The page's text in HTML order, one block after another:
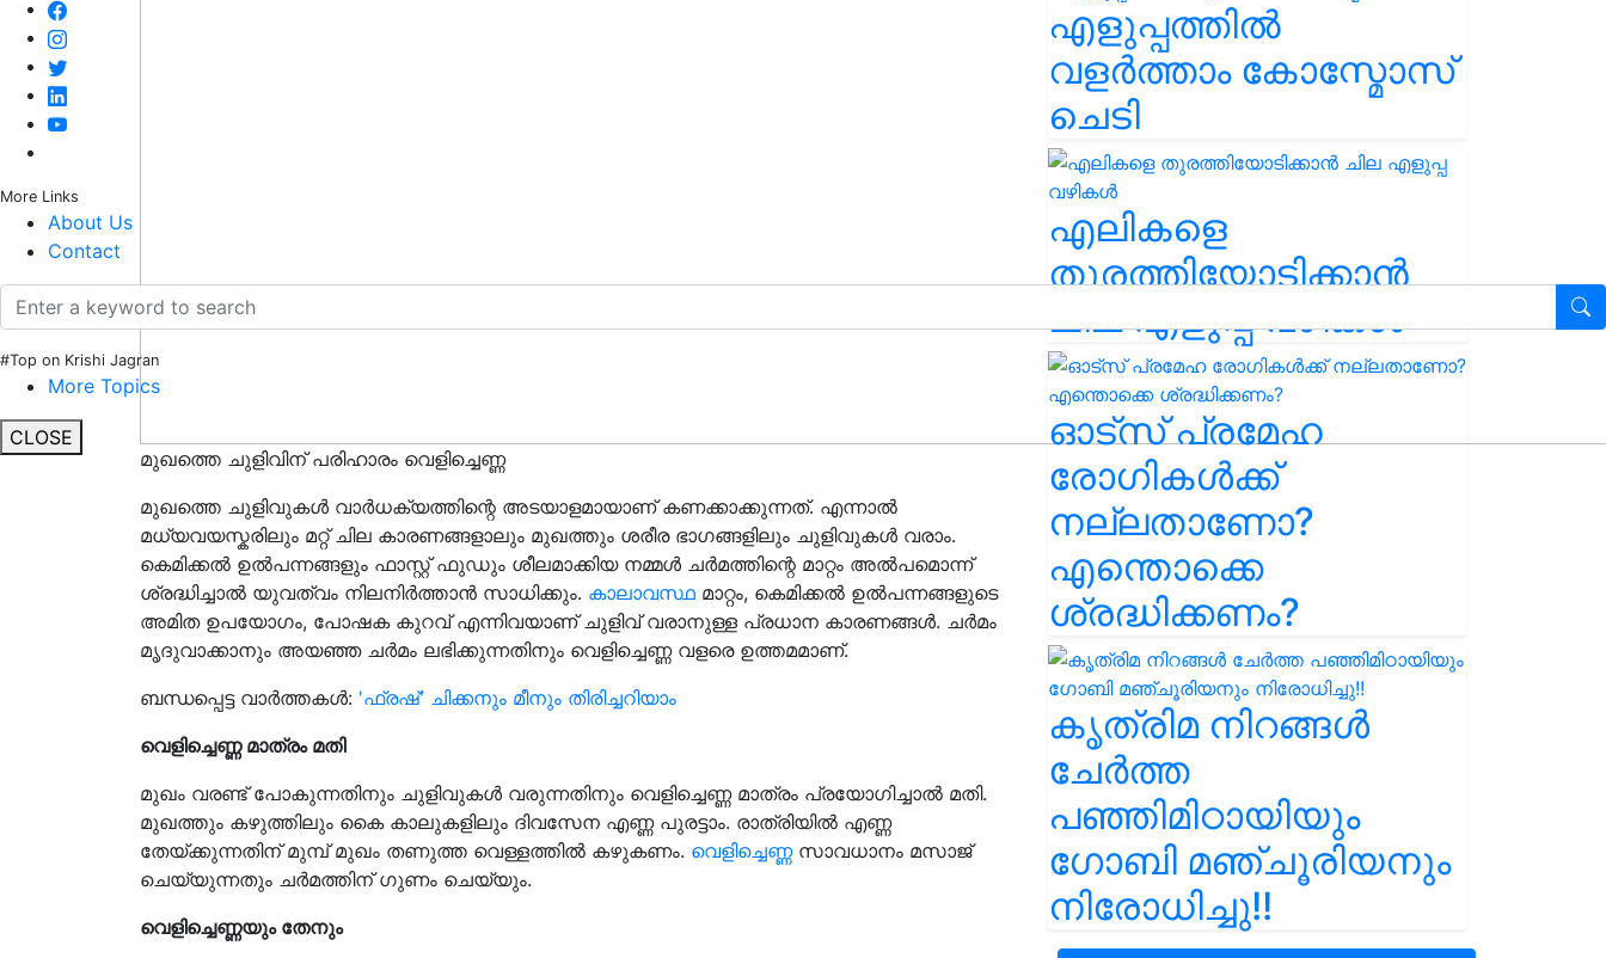
More Links
About Us
Contact
#Top on Krishi Jagran
More Topics
CLOSE
മുഖത്തെ ചുളിവിന് പരിഹാരം വെളിച്ചെണ്ണ
മുഖത്തെ ചുളിവുകൾ വാർധക്യത്തിന്റെ അടയാളമായാണ് കണക്കാക്കുന്നത്. എന്നാൽ
മധ്യവയസ്കരിലും മറ്റ് ചില കാരണങ്ങളാലും മുഖത്തും ശരീര ഭാഗങ്ങളിലും ചുളിവുകൾ വരാം.
കെമിക്കൽ ഉൽപന്നങ്ങളും ഫാസ്റ്റ് ഫുഡും ശീലമാക്കിയ നമ്മൾ ചർമത്തിന്റെ മാറ്റം അൽപമൊന്ന്
ശ്രദ്ധിച്ചാൽ യുവത്വം നിലനിർത്താൻ സാധിക്കും. കാലാവസ്ഥ മാറ്റം, കെമിക്കൽ ഉൽപന്നങ്ങളുടെ
അമിത ഉപയോഗം, പോഷക കുറവ് എന്നിവയാണ് ചുളിവ് വരാനുള്ള പ്രധാന കാരണങ്ങൾ. ചർമം
മൃദുവാക്കാനും അയഞ്ഞ ചർമം ലഭിക്കുന്നതിനും വെളിച്ചെണ്ണ വളരെ ഉത്തമമാണ്.
ബന്ധപ്പെട്ട വാർത്തകൾ: 'ഫ്രഷ്' ചിക്കനും മീനും തിരിച്ചറിയാം
വെളിച്ചെണ്ണ മാത്രം മതി
മുഖം വരണ്ട് പോകുന്നതിനും ചുളിവുകൾ വരുന്നതിനും വെളിച്ചെണ്ണ മാത്രം പ്രയോഗിച്ചാൽ മതി.
മുഖത്തും കഴുത്തിലും കൈ കാലുകളിലും ദിവസേന എണ്ണ പുരട്ടാം. രാത്രിയിൽ എണ്ണ
തേയ്ക്കുന്നതിന് മുമ്പ് മുഖം തണുത്ത വെള്ളത്തിൽ കഴുകണം. വെളിച്ചെണ്ണസാവധാനം മസാജ്
ചെയ്യുന്നതും ചർമത്തിന് ഗുണം ചെയ്യും.
വെളിച്ചെണ്ണയും തേനും
എളുപ്പത്തിൽ
വളർത്താം കോസ്മോസ്
ചെടി
എലികളെ
തുരത്തിയോടിക്കാൻ
ചില എളുപ്പ വഴികൾ
ഓട്സ് പ്രമേഹ
രോഗികൾക്ക്
നല്ലതാണോ?
എന്തൊക്കെ
ശ്രദ്ധിക്കണം?
കൃത്രിമ നിറങ്ങൾ
ചേർത്ത
പഞ്ഞിമിഠായിയും
ഗോബി മഞ്ചൂരിയനും
നിരോധിച്ചു!!